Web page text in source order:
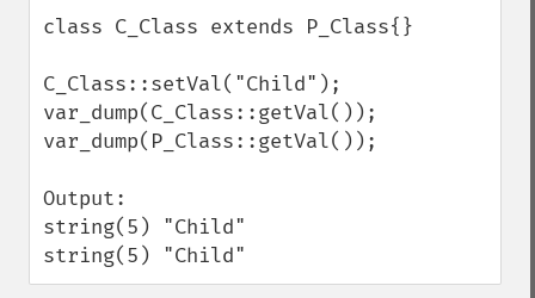
class C_Class extends P_Class{}
C_Class::setVal("Child");
var_dump(C_Class::getVal());
var_dump(P_Class::getVal());
Output:
string(5) "Child"
string(5) "Child"